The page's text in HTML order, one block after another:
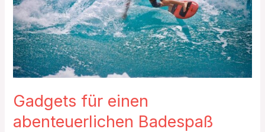
Gadgets für einen
abenteuerlichen Badespaß